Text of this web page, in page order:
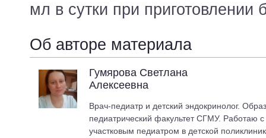
мл в сутки при приготовлении
Об авторе материала
Гумярова Светлана
Алексеевна
Врач-педиатр и детский эндокринолог.
педиатрический факультет СГМУ. Работаю
участковым педиатром в детской